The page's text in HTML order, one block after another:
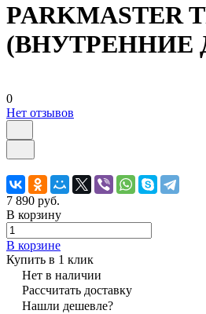
PARKMASTER
(ВНУТРЕННИЕ
0
Нет отзывов
7 890 руб.
В корзину
В корзине
Купить в 1 клик
Нет в наличии
Рассчитать доставку
Нашли дешевле?